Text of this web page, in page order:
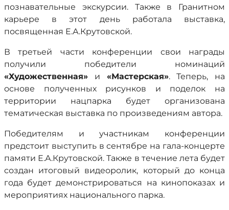
познавательные экскурсии. Также в Гранитном
карьере в этот день работала выставка,
посвященная Е.А.Крутовской.
В третьей части конференции свои награды
получили победители номинаций
«Художественная» и «Мастерская». Теперь, на
основе полученных рисунков и поделок на
территории нацпарка будет организована
тематическая выставка по произведениям автора.
Победителям и участникам конференции
предстоит выступить в сентябре на гала-концерте
памяти Е.А.Крутовской. Также в течение лета будет
создан итоговый видеоролик, который до конца
года будет демонстрироваться на кинопоказах и
мероприятиях национального парка.